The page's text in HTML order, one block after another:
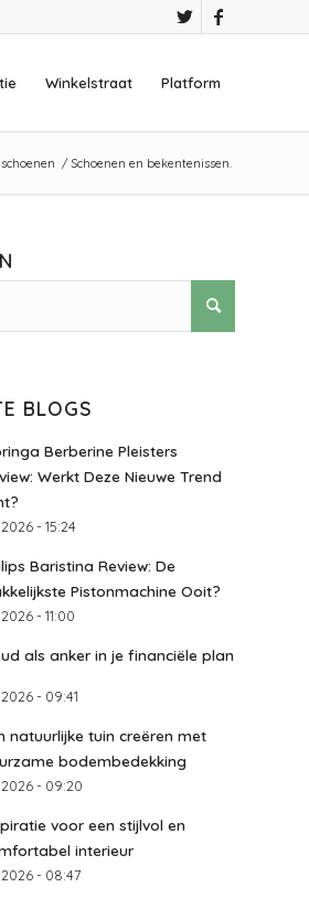
Winkelstraat Platform
schoenen / Schoenen en bekentenissen.
BLOGS
Berberine Pleisters
Werkt Deze Nieuwe Trend
- 15:24
Baristina Review: De
Pistonmachine Ooit?
- 11:00
als anker in je financiële plan
- 09:41
natuurlijke tuin creëren met
bodembedekking
- 09:20
voor een stijlvol en
interieur
- 08:47